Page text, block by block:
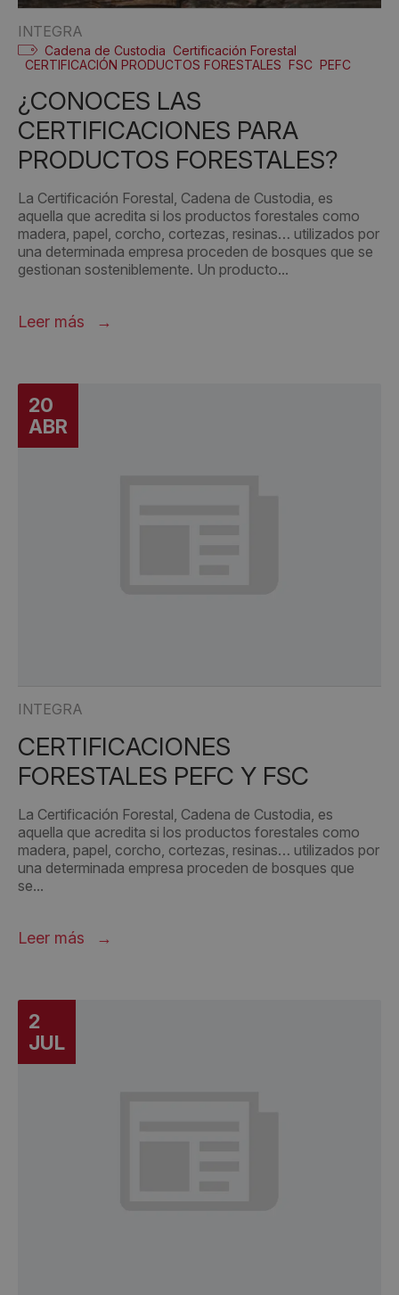
INTEGRA
Cadena de Custodia Certificación Forestal
CERTIFICACIÓN PRODUCTOS FORESTALES FSC PEFC
¿CONOCES LAS
CERTIFICACIONES PARA
PRODUCTOS FORESTALES?
La Certificación Forestal, Cadena de Custodia, es
aquella que acredita si los productos forestales como
madera, papel, corcho, cortezas, resinas… utilizados por
una determinada empresa proceden de bosques que se
gestionan sosteniblemente. Un producto...
Leer más
20
ABR
INTEGRA
CERTIFICACIONES
FORESTALES PEFC Y FSC
La Certificación Forestal, Cadena de Custodia, es
aquella que acredita si los productos forestales como
madera, papel, corcho, cortezas, resinas… utilizados por
una determinada empresa proceden de bosques que
se...
Leer más
2
JUL